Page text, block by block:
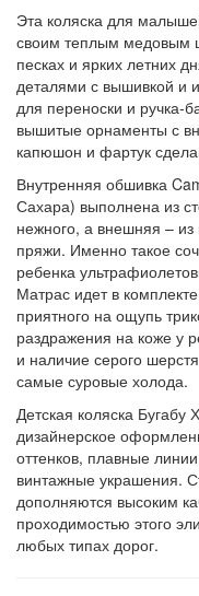
Эта коляска для
своим теплым медовым
песках и ярких летних
деталями с вышивкой и
для переноски и ручка-
вышитые орнаменты с
капюшон и фартук
Внутренняя обшивка
Сахара) выполнена из
нежного, а внешняя – из
пряжи. Именно такое
ребенка
Матрас идет в
приятного на ощупь
раздражения на коже у
и наличие серого
самые суровые холода.
Детская коляска
дизайнерское
оттенков, плавные
винтажные украшения.
дополняются высоким
проходимостью этого
любых типах дорог.